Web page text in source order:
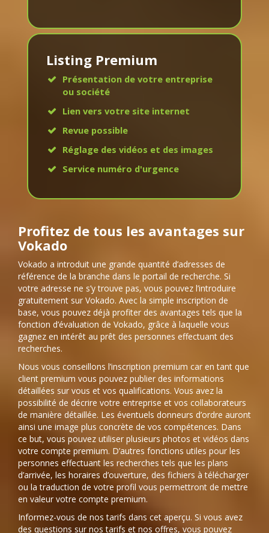
Listing Premium
Présentation de votre entreprise
ou société
Lien vers votre site internet
Revue possible
Réglage des vidéos et des images
Service numéro d'urgence
Profitez de tous les avantages sur
Vokado
Vokado a introduit une grande quantité d’adresses de
référence de la branche dans le portail de recherche. Si
votre adresse ne s’y trouve pas, vous pouvez l’introduire
gratuitement sur Vokado. Avec la simple inscription de
base, vous pouvez déjà profiter des avantages tels que la
fonction d’évaluation de Vokado, grâce à laquelle vous
gagnez en intérêt au prêt des personnes effectuant des
recherches.
Nous vous conseillons l’inscription premium car en tant que
client premium vous pouvez publier des informations
détaillées sur vous et vos qualifications. Vous avez la
possibilité de décrire votre entreprise et vos collaborateurs
de manière détaillée. Les éventuels donneurs d’ordre auront
ainsi une image plus concrète de vos compétences. Dans
ce but, vous pouvez utiliser plusieurs photos et vidéos dans
votre compte premium. D’autres fonctions utiles pour les
personnes effectuant les recherches tels que les plans
d’arrivée, les horaires d’ouverture, des fichiers à télécharger
ou la traduction de votre profil vous permettront de mettre
en valeur votre compte premium.
Informez-vous de nos tarifs dans cet aperçu. Si vous avez
des questions sur nos tarifs et nos offres, vous pouvez